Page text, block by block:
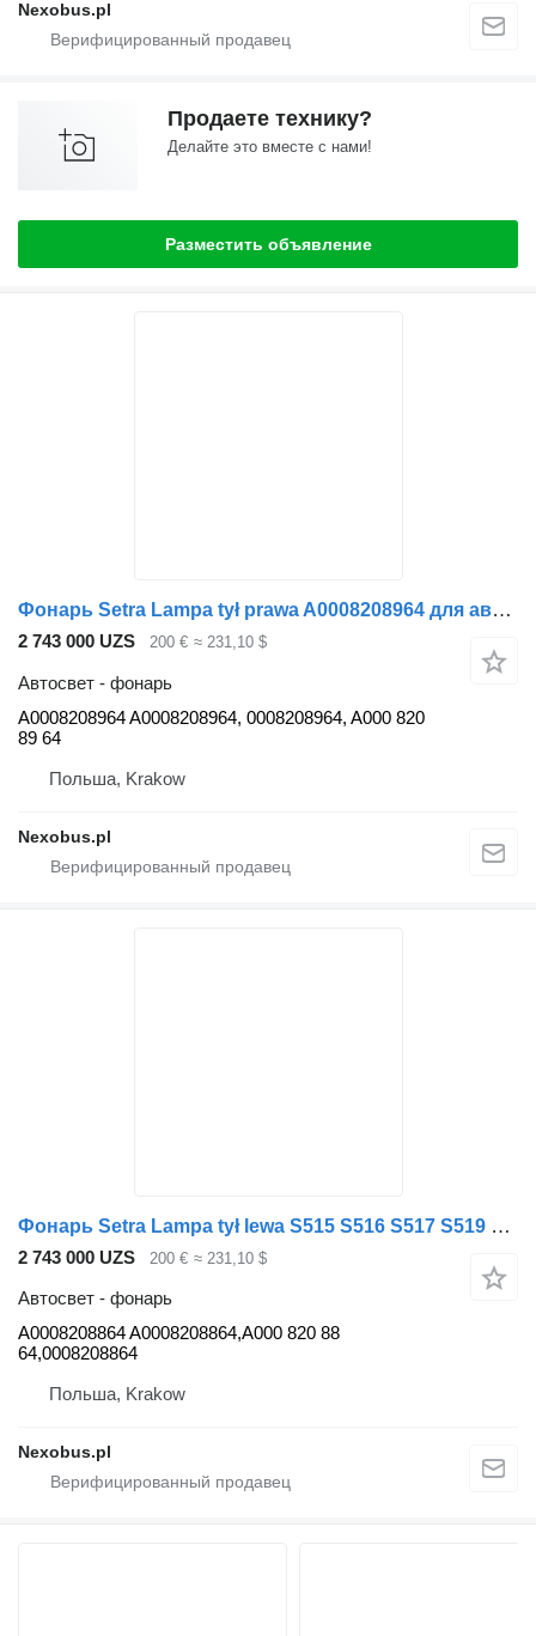
Nexobus.pl
Продаете технику?
Делайте это вместе с нами!
Разместить объявление
Фонарь Setra Lampa tył prawa A0008208964 для автобуса Setra S515
2 743 000 UZS 200 € ≈ 231,10 $
Автосвет - фонарь
A0008208964 A0008208964, 0008208964, A000 820
89 64
Польша, Krakow
Nexobus.pl
Фонарь Setra Lampa tył lewa S515 S516 S517 S519 LED TOP CLASS A0008208864 для автобуса Setra S515 S516 S517 S519 TOP CLASS
2 743 000 UZS 200 € ≈ 231,10 $
Автосвет - фонарь
A0008208864 A0008208864,A000 820 88
64,0008208864
Польша, Krakow
Nexobus.pl